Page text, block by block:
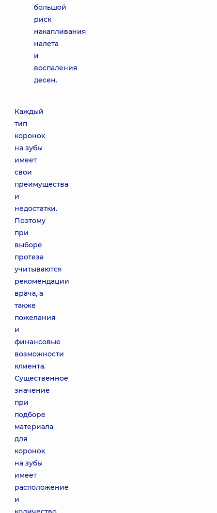
большой
риск
накапливания
налета
и
воспаления
десен.
Каждый
тип
коронок
на зубы
имеет
свои
преимущества
и
недостатки.
Поэтому
при
выборе
протеза
учитываются
рекомендации
врача, а
также
пожелания
и
финансовые
возможности
клиента.
Существенное
значение
при
подборе
материала
для
коронок
на зубы
имеет
расположение
и